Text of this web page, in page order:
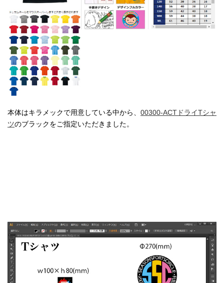
本体はキラメックで用意している中から、 00300-ACTドライTシャ
ツのブラックをご指定いただきました。